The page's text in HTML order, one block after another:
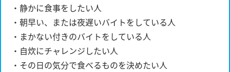
・静かに食事をしたい人
・朝早い、または夜遅いバイトをしている人
・まかない付きのバイトをしている人
・自炊にチャレンジしたい人
・その日の気分で食べるものを決めたい人